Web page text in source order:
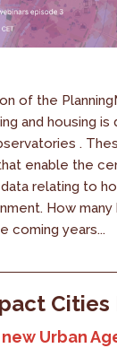
of the
and housing
.
enable the
relating to
How many
coming years...
Cities
Urban